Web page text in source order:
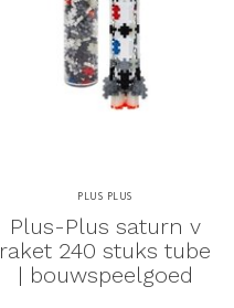
PLUS PLUS
Plus-Plus saturn v
raket 240 stuks tube
| bouwspeelgoed